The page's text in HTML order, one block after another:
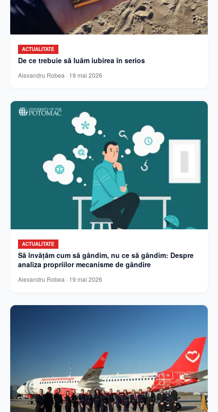
ACTUALITATE
De ce trebuie să luăm iubirea în serios
Alexandru Robea · 19 mai 2026
ACTUALITATE
Să învățăm cum să gândim, nu ce să gândim: Despre
analiza propriilor mecanisme de gândire
Alexandru Robea · 19 mai 2026